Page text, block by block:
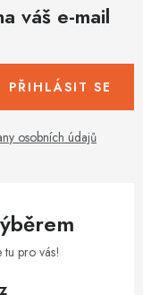
váš e-mail
osobních údajů
PŘIHLÁSIT SE
tu pro vás!